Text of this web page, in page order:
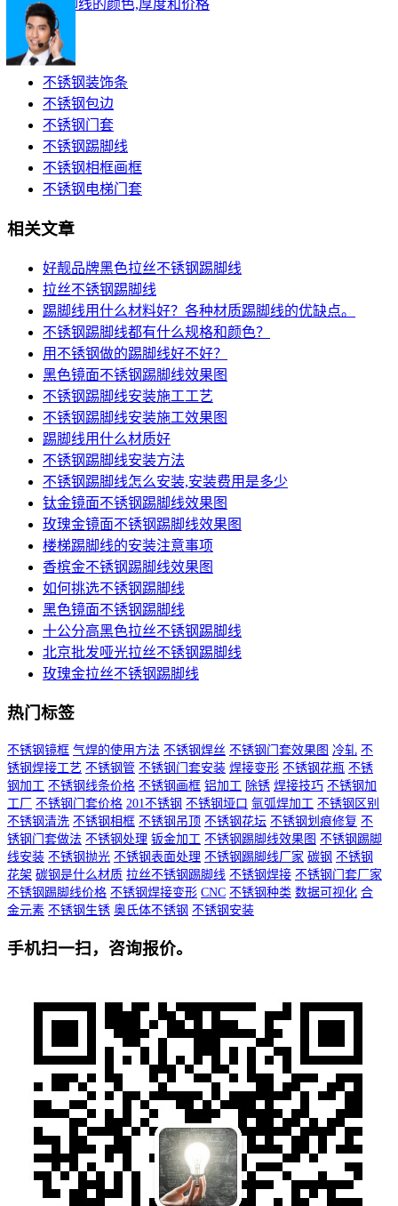
不锈钢踢脚线的颜色,厚度和价格
产品分类
不锈钢装饰条
不锈钢包边
不锈钢门套
不锈钢踢脚线
不锈钢相框画框
不锈钢电梯门套
相关文章
好靓品牌黑色拉丝不锈钢踢脚线
拉丝不锈钢踢脚线
踢脚线用什么材料好？各种材质踢脚线的优缺点。
不锈钢踢脚线都有什么规格和颜色？
用不锈钢做的踢脚线好不好？
黑色镜面不锈钢踢脚线效果图
不锈钢踢脚线安装施工工艺
不锈钢踢脚线安装施工效果图
踢脚线用什么材质好
不锈钢踢脚线安装方法
不锈钢踢脚线怎么安装,安装费用是多少
钛金镜面不锈钢踢脚线效果图
玫瑰金镜面不锈钢踢脚线效果图
楼梯踢脚线的安装注意事项
香槟金不锈钢踢脚线效果图
如何挑选不锈钢踢脚线
黑色镜面不锈钢踢脚线
十公分高黑色拉丝不锈钢踢脚线
北京批发哑光拉丝不锈钢踢脚线
玫瑰金拉丝不锈钢踢脚线
热门标签
不锈钢镜框 气焊的使用方法 不锈钢焊丝 不锈钢门套效果图 冷轧 不
锈钢焊接工艺 不锈钢管 不锈钢门套安装 焊接变形 不锈钢花瓶 不锈
钢加工 不锈钢线条价格 不锈钢画框 铝加工 除锈 焊接技巧 不锈钢加
工厂
不锈钢门套价格 201不锈钢 不锈钢垭口 氩弧焊加工 不锈钢区别
不锈钢清洗 不锈钢相框 不锈钢吊顶 不锈钢花坛 不锈钢划痕修复 不
锈钢门套做法 不锈钢处理 钣金加工 不锈钢踢脚线效果图 不锈钢踢脚
线安装 不锈钢抛光 不锈钢表面处理 不锈钢踢脚线厂家 碳钢 不锈钢
花架 碳钢是什么材质 拉丝不锈钢踢脚线 不锈钢焊接 不锈钢门套厂家
不锈钢踢脚线价格 不锈钢焊接变形 CNC 不锈钢种类 数据可视化 合
金元素 不锈钢生锈 奥氏体不锈钢 不锈钢安装
手机扫一扫，咨询报价。